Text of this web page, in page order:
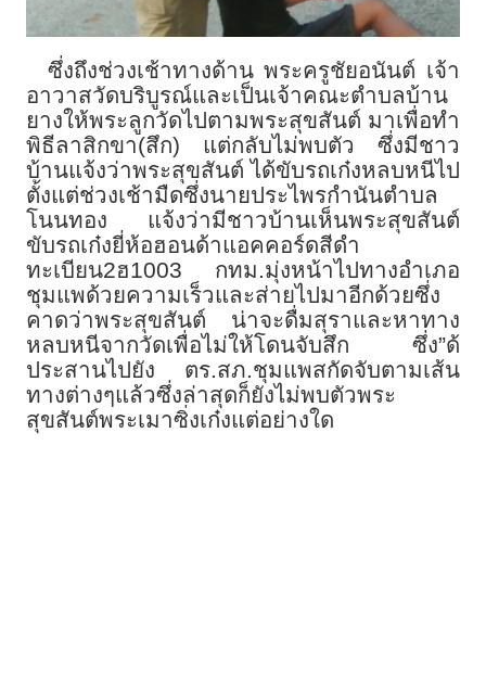
ซึ่งถึงช่วงเช้าทางด้าน พระครูชัยอนันต์ เจ้า
อาวาสวัดบริบูรณ์และเป็นเจ้าคณะตำบลบ้าน
ยางให้พระลูกวัดไปตามพระสุขสันต์ มาเพื่อทำ
พิธีลาสิกขา(สึก) แต่กลับไม่พบตัว ซึ่งมีชาว
บ้านแจ้งว่าพระสุขสันต์ ได้ขับรถเก๋งหลบหนีไป
ตั้งแต่ช่วงเช้ามืดซึ่งนายประไพรกำนันตำบล
โนนทอง แจ้งว่ามีชาวบ้านเห็นพระสุขสันต์
ขับรถเก๋งยี่ห้อฮอนด้าแอคคอร์ดสีดำ
ทะเบียน2ฮ1003 กทม.มุ่งหน้าไปทางอำเภอ
ชุมแพด้วยความเร็วและส่ายไปมาอีกด้วยซึ่ง
คาดว่าพระสุขสันต์ น่าจะดื่มสุราและหาทาง
หลบหนีจากวัดเพื่อไม่ให้โดนจับสึก ซึ่ง”ด้
ประสานไปยัง ตร.สภ.ชุมแพสกัดจับตามเส้น
ทางต่างๆแล้วซึ่งล่าสุดก็ยังไม่พบตัวพระ
สุขสันต์พระเมาซิ่งเก๋งแต่อย่างใด